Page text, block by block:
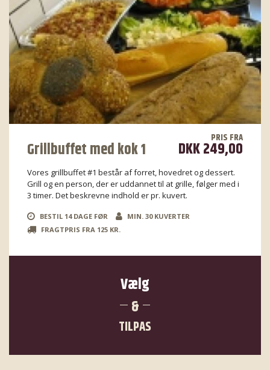
Grillbuffet med kok 1
PRIS FRA
DKK 249,00
Vores grillbuffet #1 består af forret, hovedret og dessert.
Grill og en person, der er uddannet til at grille, følger med i
3 timer. Det beskrevne indhold er pr. kuvert.
BESTIL 14 DAGE FØR
MIN. 30 KUVERTER
FRAGTPRIS FRA 125 KR.
Vælg
&
TILPAS